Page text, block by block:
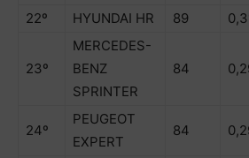
22º HYUNDAI HR 89
23º
MERCEDES-
BENZ
SPRINTER
84
24º
PEUGEOT
EXPERT
84